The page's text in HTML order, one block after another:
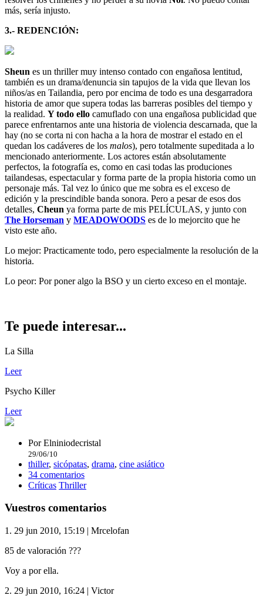
más, sería injusto.
3.- REDENCIÓN:
Sheun es un thriller muy intenso contado con engañosa lentitud,
también es un drama/denuncia sin tapujos de la vida que llevan los
niños/as en Tailandia, pero por encima de todo es una desgarradora
historia de amor que supera todas las barreras posibles del tiempo y
la realidad. Y todo ello camuflado con una engañosa publicidad que
parece enfrentarnos ante una historia de violencia descarnada, que la
hay (no se corta ni con hacha a la hora de mostrar el estado en el
quedan los cadáveres de los malos), pero totalmente supeditada a lo
mencionado anteriormente. Los actores están absolutamente
perfectos, la fotografía es, como en casi todas las produciones
tailandesas, espectacular y forma parte de la propia historia como un
personaje más. Tal vez lo único que me sobra es el exceso de
edición y la prescindible banda sonora. Pero a pesar de esos dos
detalles, Cheun ya forma parte de mis PELÍCULAS, y junto con
The Horseman y MEADOWOODS es de lo mejorcito que he
visto este año.
Lo mejor: Practicamente todo, pero especialmente la resolución de la
historia.
Lo peor: Por poner algo la BSO y un cierto exceso en el montaje.
Te puede interesar...
La Silla
Leer
Psycho Killer
Leer
PorElniniodecristal
29/06/10
thiller, sicópatas, drama, cine asiático
34 comentarios
Críticas Thriller
Vuestros comentarios
1. 29 jun 2010, 15:19 | Mrcelofan
85 de valoración ???
Voy a por ella.
2. 29 jun 2010, 16:24 | Victor